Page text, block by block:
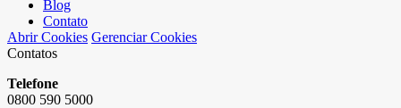
Blog
Contato
Abrir Cookies Gerenciar Cookies
Contatos
Telefone
0800 590 5000